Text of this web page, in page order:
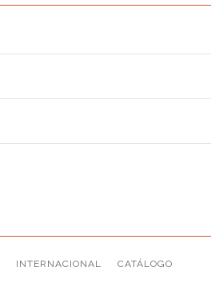
INTERNACIONAL CATÁLOGO